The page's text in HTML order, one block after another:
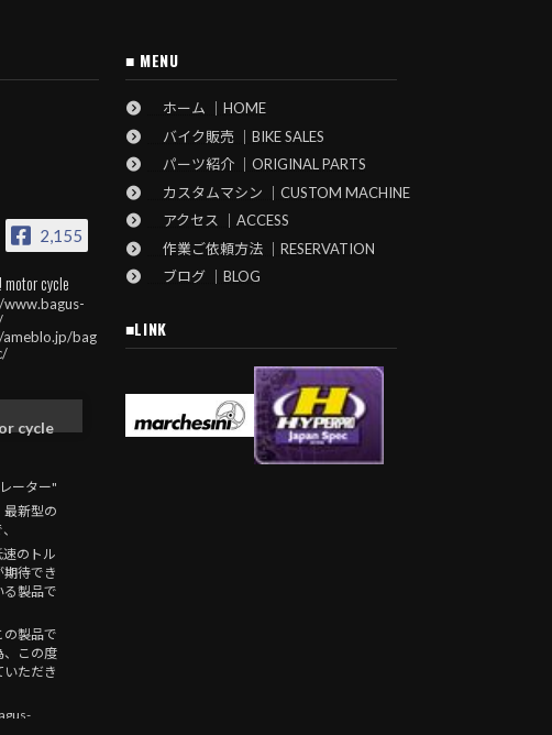
2,155
motor cycle
bag
cycle
ーター"
最新型の
のトル
待でき
る製品で
の製品で
、この度
ただき
■ MENU
ホーム ｜HOME
バイク販売 ｜BIKE SALES
パーツ紹介 ｜ORIGINAL PARTS
カスタムマシン ｜CUSTOM MACHINE
アクセス ｜ACCESS
作業ご依頼方法 ｜RESERVATION
ブログ ｜BLOG
■LINK